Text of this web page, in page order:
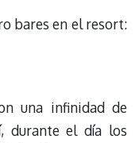
bares en el resort:
una infinidad de
durante el día los